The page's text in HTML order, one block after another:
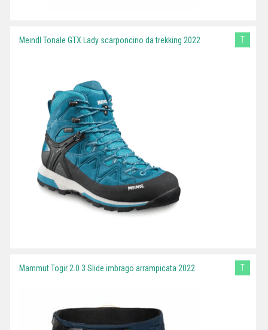
Meindl Tonale GTX Lady scarponcino da trekking 2022 T
Mammut Togir 2.0 3 Slide imbrago arrampicata 2022 T